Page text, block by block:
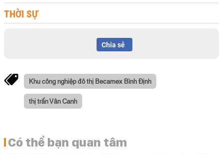
THỜI SỰ
Chia sẻ
Khu công nghiệp đô thị Becamex Bình Định
thị trấn Vân Canh
Có thể bạn quan tâm